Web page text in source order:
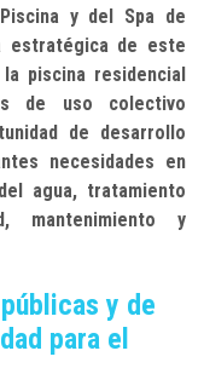
y del Spa de
estratégica de este
piscina residencial
de uso colectivo
de desarrollo
necesidades en
agua, tratamiento
mantenimiento y
y de
para el